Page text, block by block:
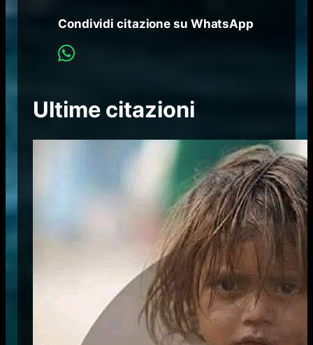
Condividi citazione su WhatsApp
Ultime citazioni